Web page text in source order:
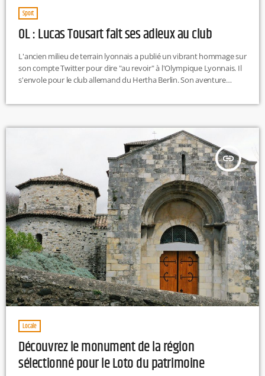
Sport
OL : Lucas Tousart fait ses adieux au club
L'ancien milieu de terrain lyonnais a publié un vibrant hommage sur
son compte Twitter pour dire "au revoir" à l'Olympique Lyonnais. Il
s'envole pour le club allemand du Hertha Berlin. Son aventure
rouge et bleu, Lucas Tousart quitte le club. Recruté l'hiver dernier
prochaine en Bundesliga. Il a […]
insert_link
Locale
Découvrez le monument de la région
sélectionné pour le Loto du patrimoine